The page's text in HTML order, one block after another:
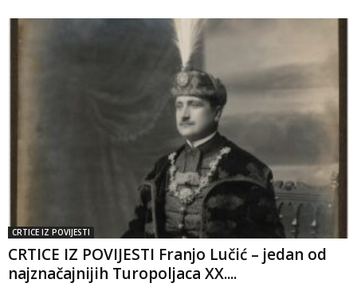
CRTICE IZ POVIJESTI
CRTICE IZ POVIJESTI Franjo Lučić – jedan od
najznačajnijih Turopoljaca XX....